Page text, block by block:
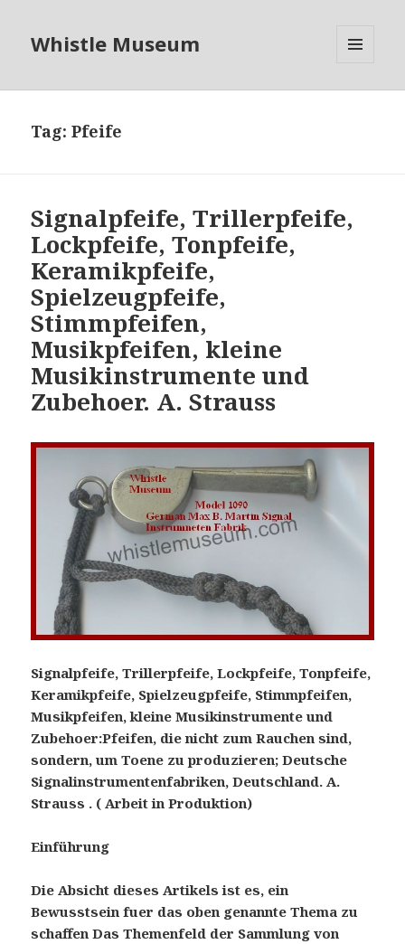
Whistle Museum
Tag:Pfeife
Signalpfeife, Trillerpfeife,
Lockpfeife, Tonpfeife,
Keramikpfeife,
Spielzeugpfeife,
Stimmpfeifen,
Musikpfeifen, kleine
Musikinstrumente und
Zubehoer. A. Strauss
Signalpfeife, Trillerpfeife, Lockpfeife, Tonpfeife,
Keramikpfeife, Spielzeugpfeife, Stimmpfeifen,
Musikpfeifen, kleine Musikinstrumente und
Zubehoer:Pfeifen, die nicht zum Rauchen sind,
sondern, um Toene zu produzieren; Deutsche
Signalinstrumentenfabriken, Deutschland. A.
Strauss . ( Arbeit in Produktion)
Einführung
Die Absicht dieses Artikels ist es, ein
Bewusstsein fuer das oben genannte Thema zu
schaffen Das Themenfeld der Sammlung von